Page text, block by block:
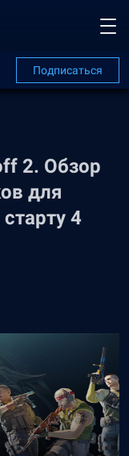
Подписаться
2. Обзор
для
4